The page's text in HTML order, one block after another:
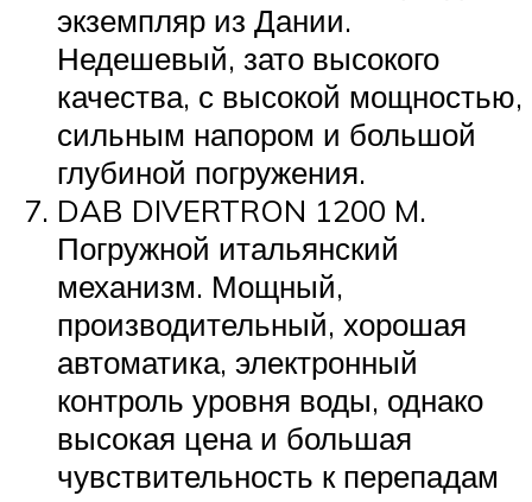
экземпляр из Дании.
Недешевый, зато высокого
качества, с высокой мощностью,
сильным напором и большой
глубиной погружения.
DAB DIVERTRON 1200 M.
Погружной итальянский
механизм. Мощный,
производительный, хорошая
автоматика, электронный
контроль уровня воды, однако
высокая цена и большая
чувствительность к перепадам